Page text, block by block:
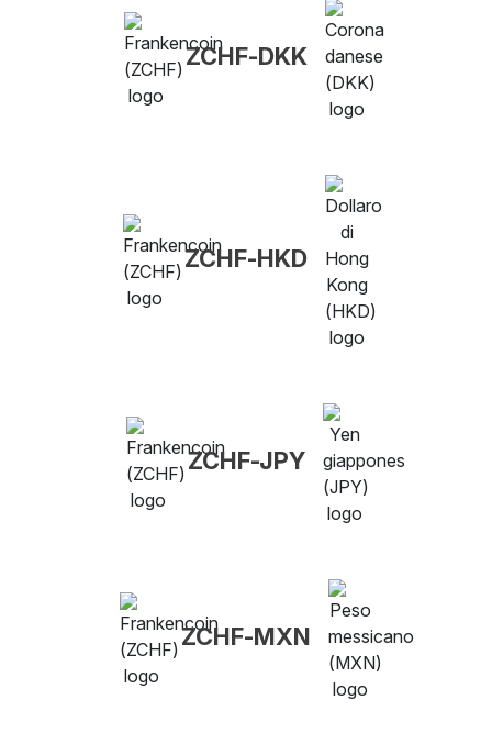
ZCHF-DKK
ZCHF-HKD
ZCHF-JPY
ZCHF-MXN